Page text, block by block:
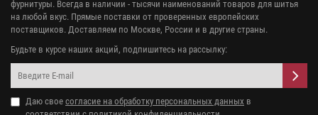
фурнитуры. Всегда в наличии - тысячи наименований товаров для шитья
на любой вкус. Прямые поставки от проверенных европейских
поставщиков. Доставляем по Москве, России и в другие страны.
Будьте в курсе наших акций, подпишитесь на рассылку:
Даю свое согласие на обработку персональных данных в